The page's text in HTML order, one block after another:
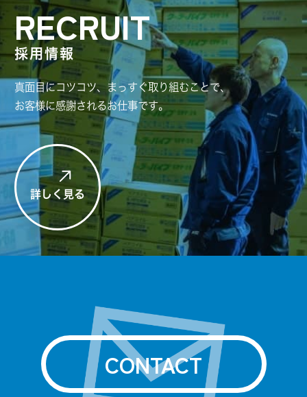
RECRUIT
採用情報
真面目にコツコツ、まっすぐ取り組むことで、
お客様に感謝されるお仕事です。
詳しく見る
CONTACT